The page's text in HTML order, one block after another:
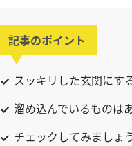
記事のポイント
スッキリした玄関にす
溜め込んでいるものは
チェックしてみましょ